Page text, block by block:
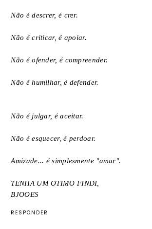
Não é descrer, é crer.
Não é criticar, é apoiar.
Não é ofender, é compreender.
Não é humilhar, é defender.
Não é julgar, é aceitar.
Não é esquecer, é perdoar.
Amizade... é simplesmente "amar".
TENHA UM OTIMO FINDI,
BJOOES
RESPONDER